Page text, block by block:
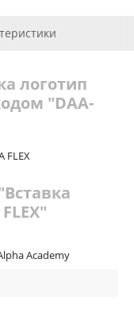
логотип
"DAA-
FLEX
Academy